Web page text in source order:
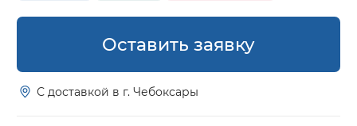
Оставить заявку
С доставкой в г. Чебоксары